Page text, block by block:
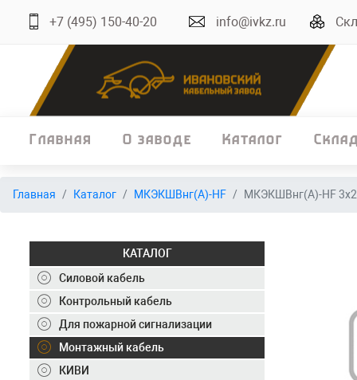
+7 (495) 150-40-20 info@ivkz.ru
Главная О заводе Каталог
Главная
Склад
ОКЛ
Вакансии
Контакты
Главная Каталог МКЭКШВнг(А)-HF МКЭКШВнг(А)-HF
КАТАЛОГ
Силовой кабель
Контрольный кабель
Для пожарной сигнализации
Монтажный кабель
КИВИ